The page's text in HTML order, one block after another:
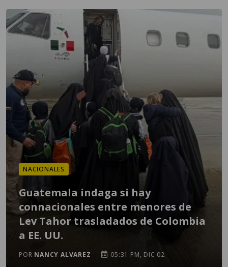
NACIONALES
Guatemala indaga si hay
connacionales entre menores de
Lev Tahor trasladados de Colombia
a EE. UU.
POR NANCY ALVAREZ 05:31 PM, DIC 02